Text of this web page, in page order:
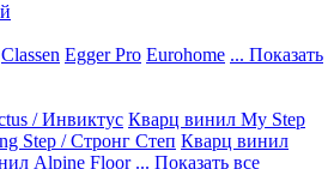
Classen Egger Pro Eurohome ... Показать
/ Инвиктус Кварц винил My Step
Step / Стронг Степ Кварц винил
Alpine Floor ... Показать все